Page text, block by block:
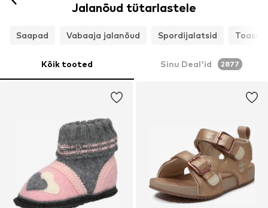
Jalanõud tütarlastele
Saapad Vabaaja jalanõud Spordijalatsid
Kõik tooted Sinu Deal'id 2877